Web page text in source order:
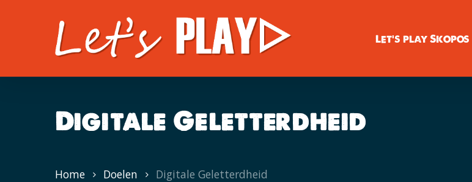
Let’s play Skopos
Digitale Geletterdheid
Home Doelen Digitale Geletterdheid